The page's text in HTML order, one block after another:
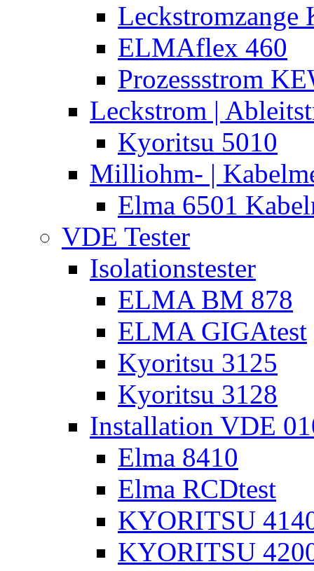
Leckstromzange
ELMAflex 460
Prozessstrom
Leckstrom |
Kyoritsu 5010
Milliohm- |
Elma 6501
VDE Tester
Isolationstester
ELMA BM 878
ELMA GIGAtest
Kyoritsu 3125
Kyoritsu 3128
Installation VDE
Elma 8410
Elma RCDtest
KYORITSU
KYORITSU